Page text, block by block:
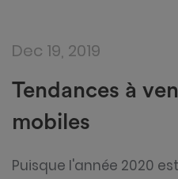
Dec 19, 2019
Tendances à
mobiles
Puisque l'année 2020